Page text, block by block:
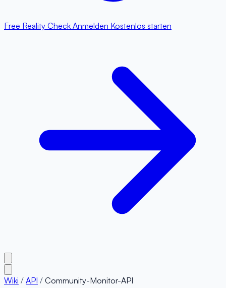
Free Reality Check Anmelden Kostenlos starten
Wiki / API / Community-Monitor-API